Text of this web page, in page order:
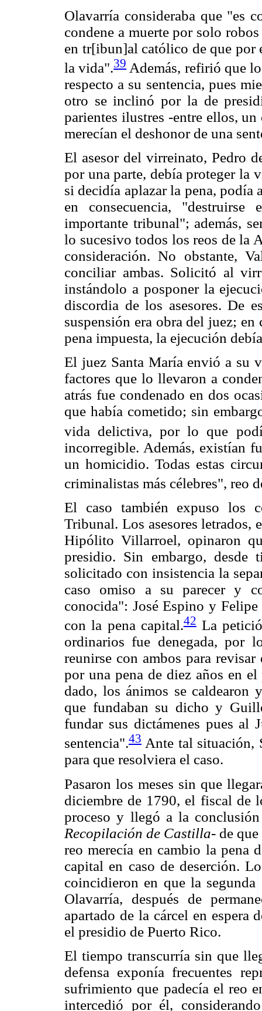
Olavarría consideraba que "es
condene a muerte por solo
en tr[ibun]al católico de que por
la vida".39Además, refirió que
respecto a su sentencia, pues
otro se inclinó por la de
parientes ilustres -entre ellos,
merecían el deshonor de una
El asesor del virreinato, Pedro
por una parte, debía proteger la
si decidía aplazar la pena, podía
en consecuencia,
importante tribunal"; además,
lo sucesivo todos los reos de la
consideración. No obstante,
conciliar ambas. Solicitó al
instándolo a posponer la
discordia de los asesores. De
suspensión era obra del juez; en
pena impuesta, la ejecución
El juez Santa María envió a su
factores que lo llevaron a
atrás fue condenado en dos
que había cometido; sin
vida delictiva, por lo que
incorregible. Además, existían
un homicidio. Todas estas
criminalistas más célebres", reo
El caso también expuso los
Tribunal. Los asesores
Hipólito Villarroel, opinaron
presidio. Sin embargo, desde
solicitado con insistencia la
caso omiso a su parecer y
conocida": José Espino y
con la pena capital.42La
ordinarios fue denegada, por
reunirse con ambos para
por una pena de diez años en
dado, los ánimos se caldearon
que fundaban su dicho y
fundar sus dictámenes pues al
sentencia".43 Ante tal situación,
para que resolviera el caso.
Pasaron los meses sin que
diciembre de 1790, el fiscal de
proceso y llegó a la
Recopilación de Castilla- de
reo merecía en cambio la pena
capital en caso de deserción.
coincidieron en que la segunda
Olavarría, después de
apartado de la cárcel en espera
el presidio de Puerto Rico.
El tiempo transcurría sin que
defensa exponía frecuentes
sufrimiento que padecía el reo
intercedió por él,